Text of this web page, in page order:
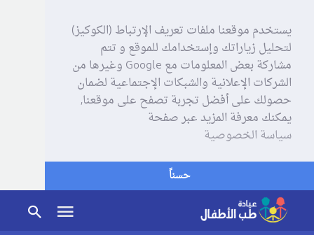
يستخدم موقعنا ملفات تعريف الإرتباط (الكوكيز)
لتحليل زياراتك وإستخدامك للموقع و تتم
مشاركة بعض المعلومات مع Google وغيرها من
الشركات الإعلانية والشبكات الإجتماعية لضمان
حصولك على أفضل تجربة تصفح على موقعنا,
يمكنك معرفة المزيد عبر صفحة
سياسة الخصوصية
حسناً